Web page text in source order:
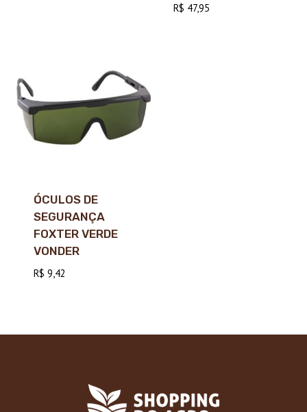
R$ 47,95
ÓCULOS DE
SEGURANÇA
FOXTER VERDE
VONDER
R$ 9,42